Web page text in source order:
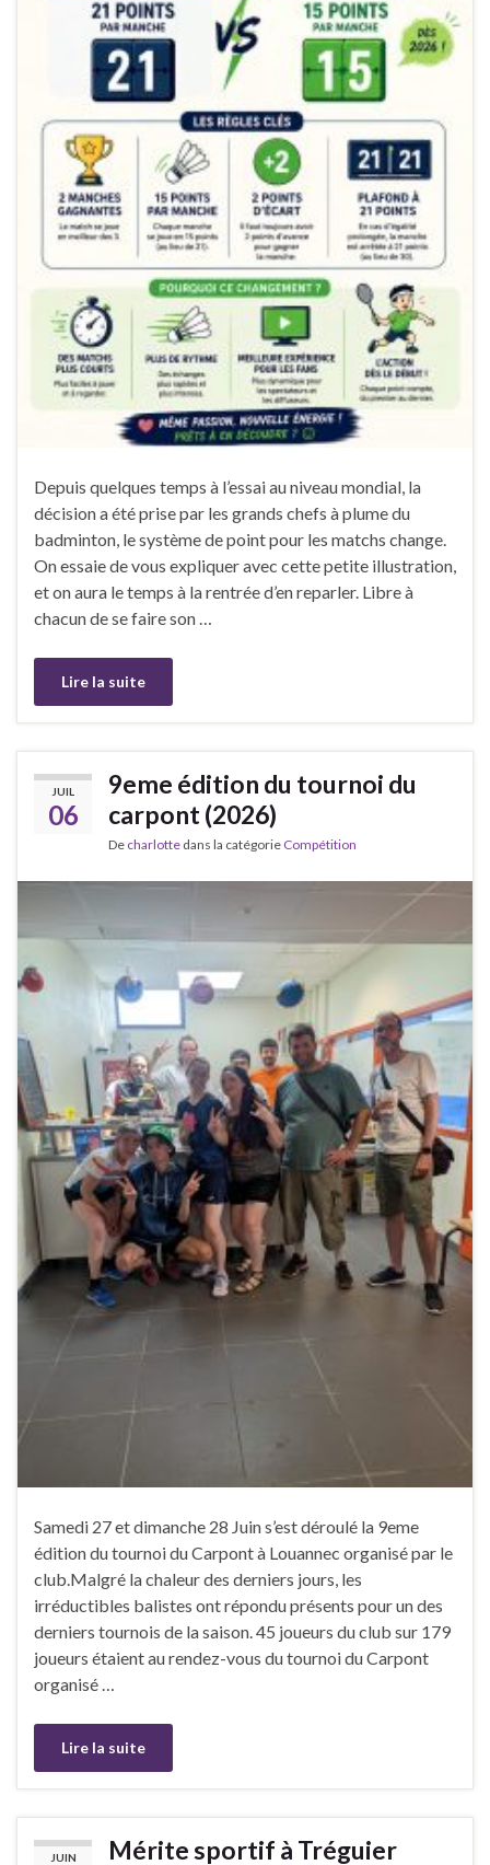
Depuis quelques temps à l’essai au niveau mondial, la
décision a été prise par les grands chefs à plume du
badminton, le système de point pour les matchs change.
On essaie de vous expliquer avec cette petite illustration,
et on aura le temps à la rentrée d’en reparler. Libre à
chacun de se faire son …
Lire la suite
JUIL
06
9eme édition du tournoi du
carpont (2026)
De charlotte dans la catégorie Compétition
Samedi 27 et dimanche 28 Juin s’est déroulé la 9eme
édition du tournoi du Carpont à Louannec organisé par le
club.Malgré la chaleur des derniers jours, les
irréductibles balistes ont répondu présents pour un des
derniers tournois de la saison. 45 joueurs du club sur 179
joueurs étaient au rendez-vous du tournoi du Carpont
organisé …
Lire la suite
JUIN Mérite sportif à Tréguier